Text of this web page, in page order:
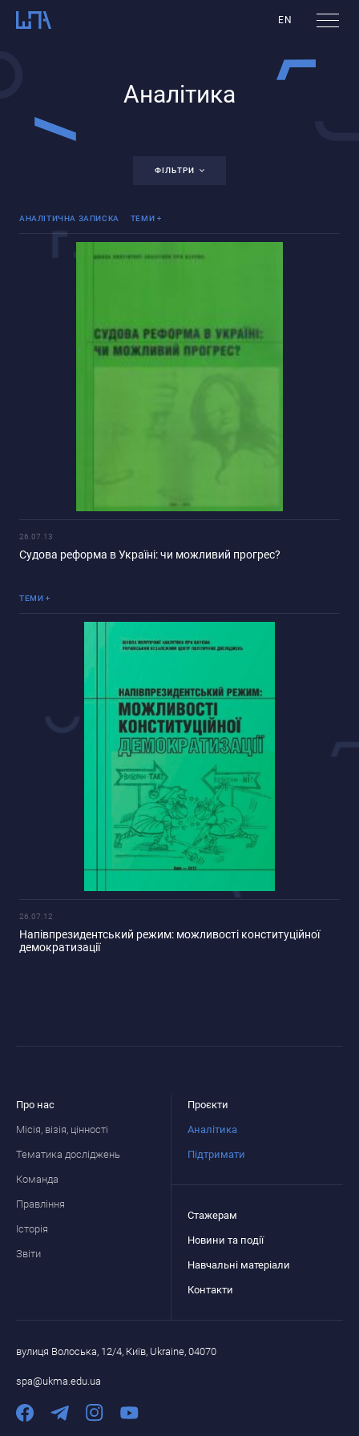
EN
Аналітика
ФІЛЬТРИ
АНАЛІТИЧНА ЗАПИСКА ТЕМИ
Інше
26.07.13
Судова реформа в Україні: чи можливий прогрес?
ТЕМИ
Інше
26.07.12
Напівпрезидентський режим: можливості конституційної
демократизації
Про нас
Місія, візія, цінності
Тематика досліджень
Команда
Правління
Історія
Звіти
Проєкти
Аналітика
Підтримати
Стажерам
Новини та події
Навчальні матеріали
Контакти
вулиця Волоська, 12/4, Київ, Ukraine, 04070
spa@ukma.edu.ua